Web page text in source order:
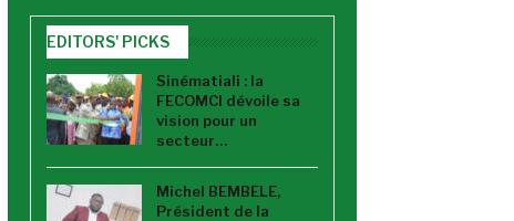
EDITORS' PICKS
Sinématiali : la
FECOMCI dévoile sa
vision pour un
secteur…
Michel BEMBELE,
Président de la